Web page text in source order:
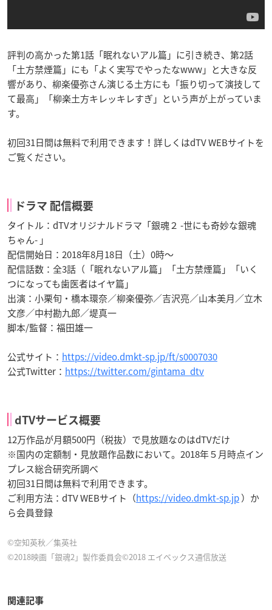
評判の高かった第1話「眠れないアル篇」に引き続き、第2話
「土方禁煙篇」にも「よく実写でやったなwww」と大きな反
響があり、柳楽優弥さん演じる土方にも「振り切って演技して
て最高」「柳楽土方キレッキレすぎ」という声が上がっていま
す。
初回31日間は無料で利用できます！詳しくはdTV WEBサイトを
ご覧ください。
ドラマ 配信概要
タイトル：dTVオリジナルドラマ「銀魂２ -世にも奇妙な銀魂
ちゃん- 」
配信開始日：2018年8月18日（土）0時～
配信話数：全3話（「眠れないアル篇」「土方禁煙篇」「いく
つになっても歯医者はイヤ篇」
出演：小栗旬・橋本環奈／柳楽優弥／吉沢亮／山本美月／立木
文彦／中村勘九郎／堤真一
脚本/監督：福田雄一
公式サイト： https://video.dmkt-sp.jp/ft/s0007030
公式Twitter： https://twitter.com/gintama_dtv
dTVサービス概要
12万作品が月額500円（税抜）で見放題なのはdTVだけ
※国内の定額制・見放題作品数において。2018年５月時点イン
プレス総合研究所調べ
初回31日間は無料で利用できます。
ご利用方法：dTV WEBサイト（https://video.dmkt-sp.jp）か
ら会員登録
©空知英秋／集英社
©2018映画「銀魂2」製作委員会©2018 エイベックス通信放送
関連記事